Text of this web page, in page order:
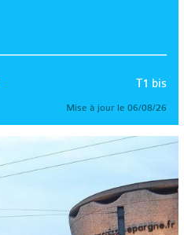
T1 bis
Mise à jour le 06/08/26